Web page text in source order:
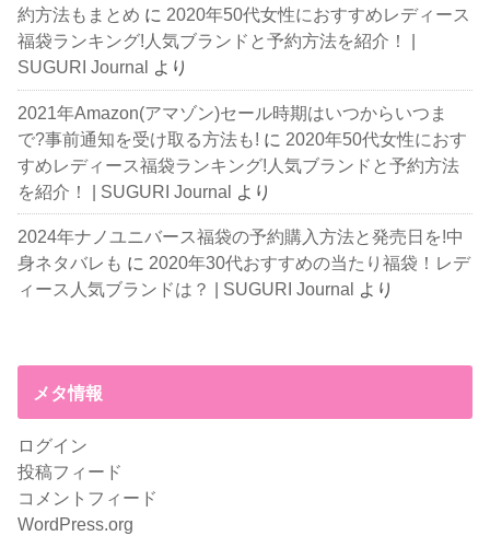
約方法もまとめ に 2020年50代女性におすすめレディース
福袋ランキング!人気ブランドと予約方法を紹介！ |
SUGURI Journal
より
2021年Amazon(アマゾン)セール時期はいつからいつま
で?事前通知を受け取る方法も! に 2020年50代女性におす
すめレディース福袋ランキング!人気ブランドと予約方法
を紹介！ | SUGURI Journal より
2024年ナノユニバース福袋の予約購入方法と発売日を!中
身ネタバレも に 2020年30代おすすめの当たり福袋！レデ
ィース人気ブランドは？ | SUGURI Journal
より
メタ情報
ログイン
投稿フィード
コメントフィード
WordPress.org